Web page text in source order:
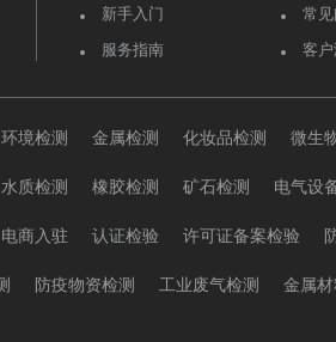
新手入门
服务指南
常
客
环境检测 金属检测 化妆品检测 微生
水质检测 橡胶检测 矿石检测 电气设
电商入驻 认证检验 许可证备案检验
防疫物资检测 工业废气检测 金属